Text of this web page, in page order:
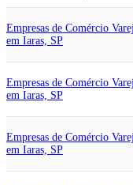
Empresas de Comércio
em Iaras, SP
Empresas de Comércio
em Iaras, SP
Empresas de Comércio
em Iaras, SP